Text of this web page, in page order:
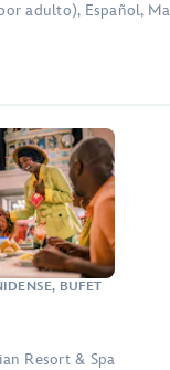
adulto), Español,
BUFET
Resort & Spa